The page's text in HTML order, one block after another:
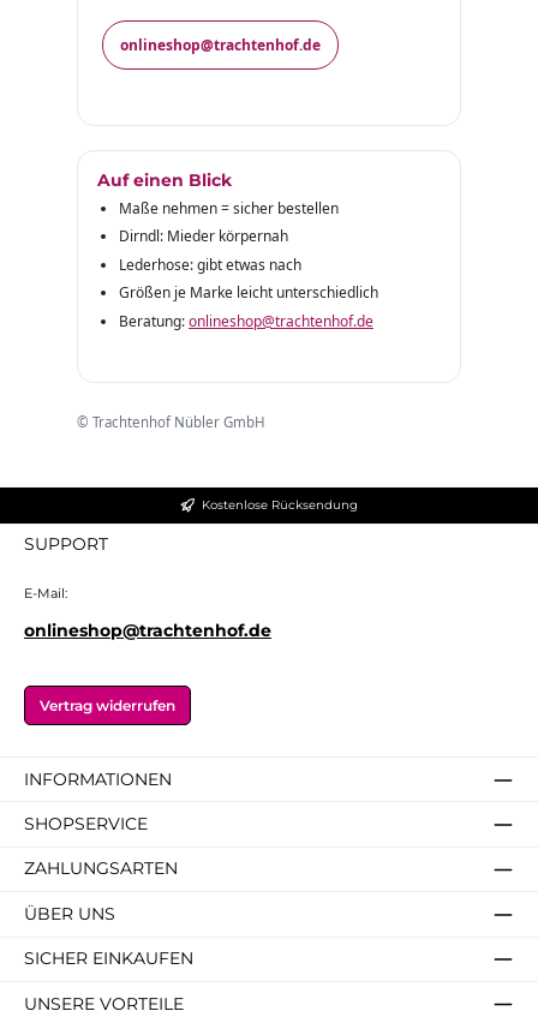
onlineshop@trachtenhof.de
Auf einen Blick
Maße nehmen = sicher bestellen
Dirndl: Mieder körpernah
Lederhose: gibt etwas nach
Größen je Marke leicht unterschiedlich
Beratung:onlineshop@trachtenhof.de
© Trachtenhof Nübler GmbH
Kostenlose Rücksendung
SUPPORT
E-Mail:
onlineshop@trachtenhof.de
Vertrag widerrufen
INFORMATIONEN
SHOPSERVICE
ZAHLUNGSARTEN
ÜBER UNS
SICHER EINKAUFEN
UNSERE VORTEILE